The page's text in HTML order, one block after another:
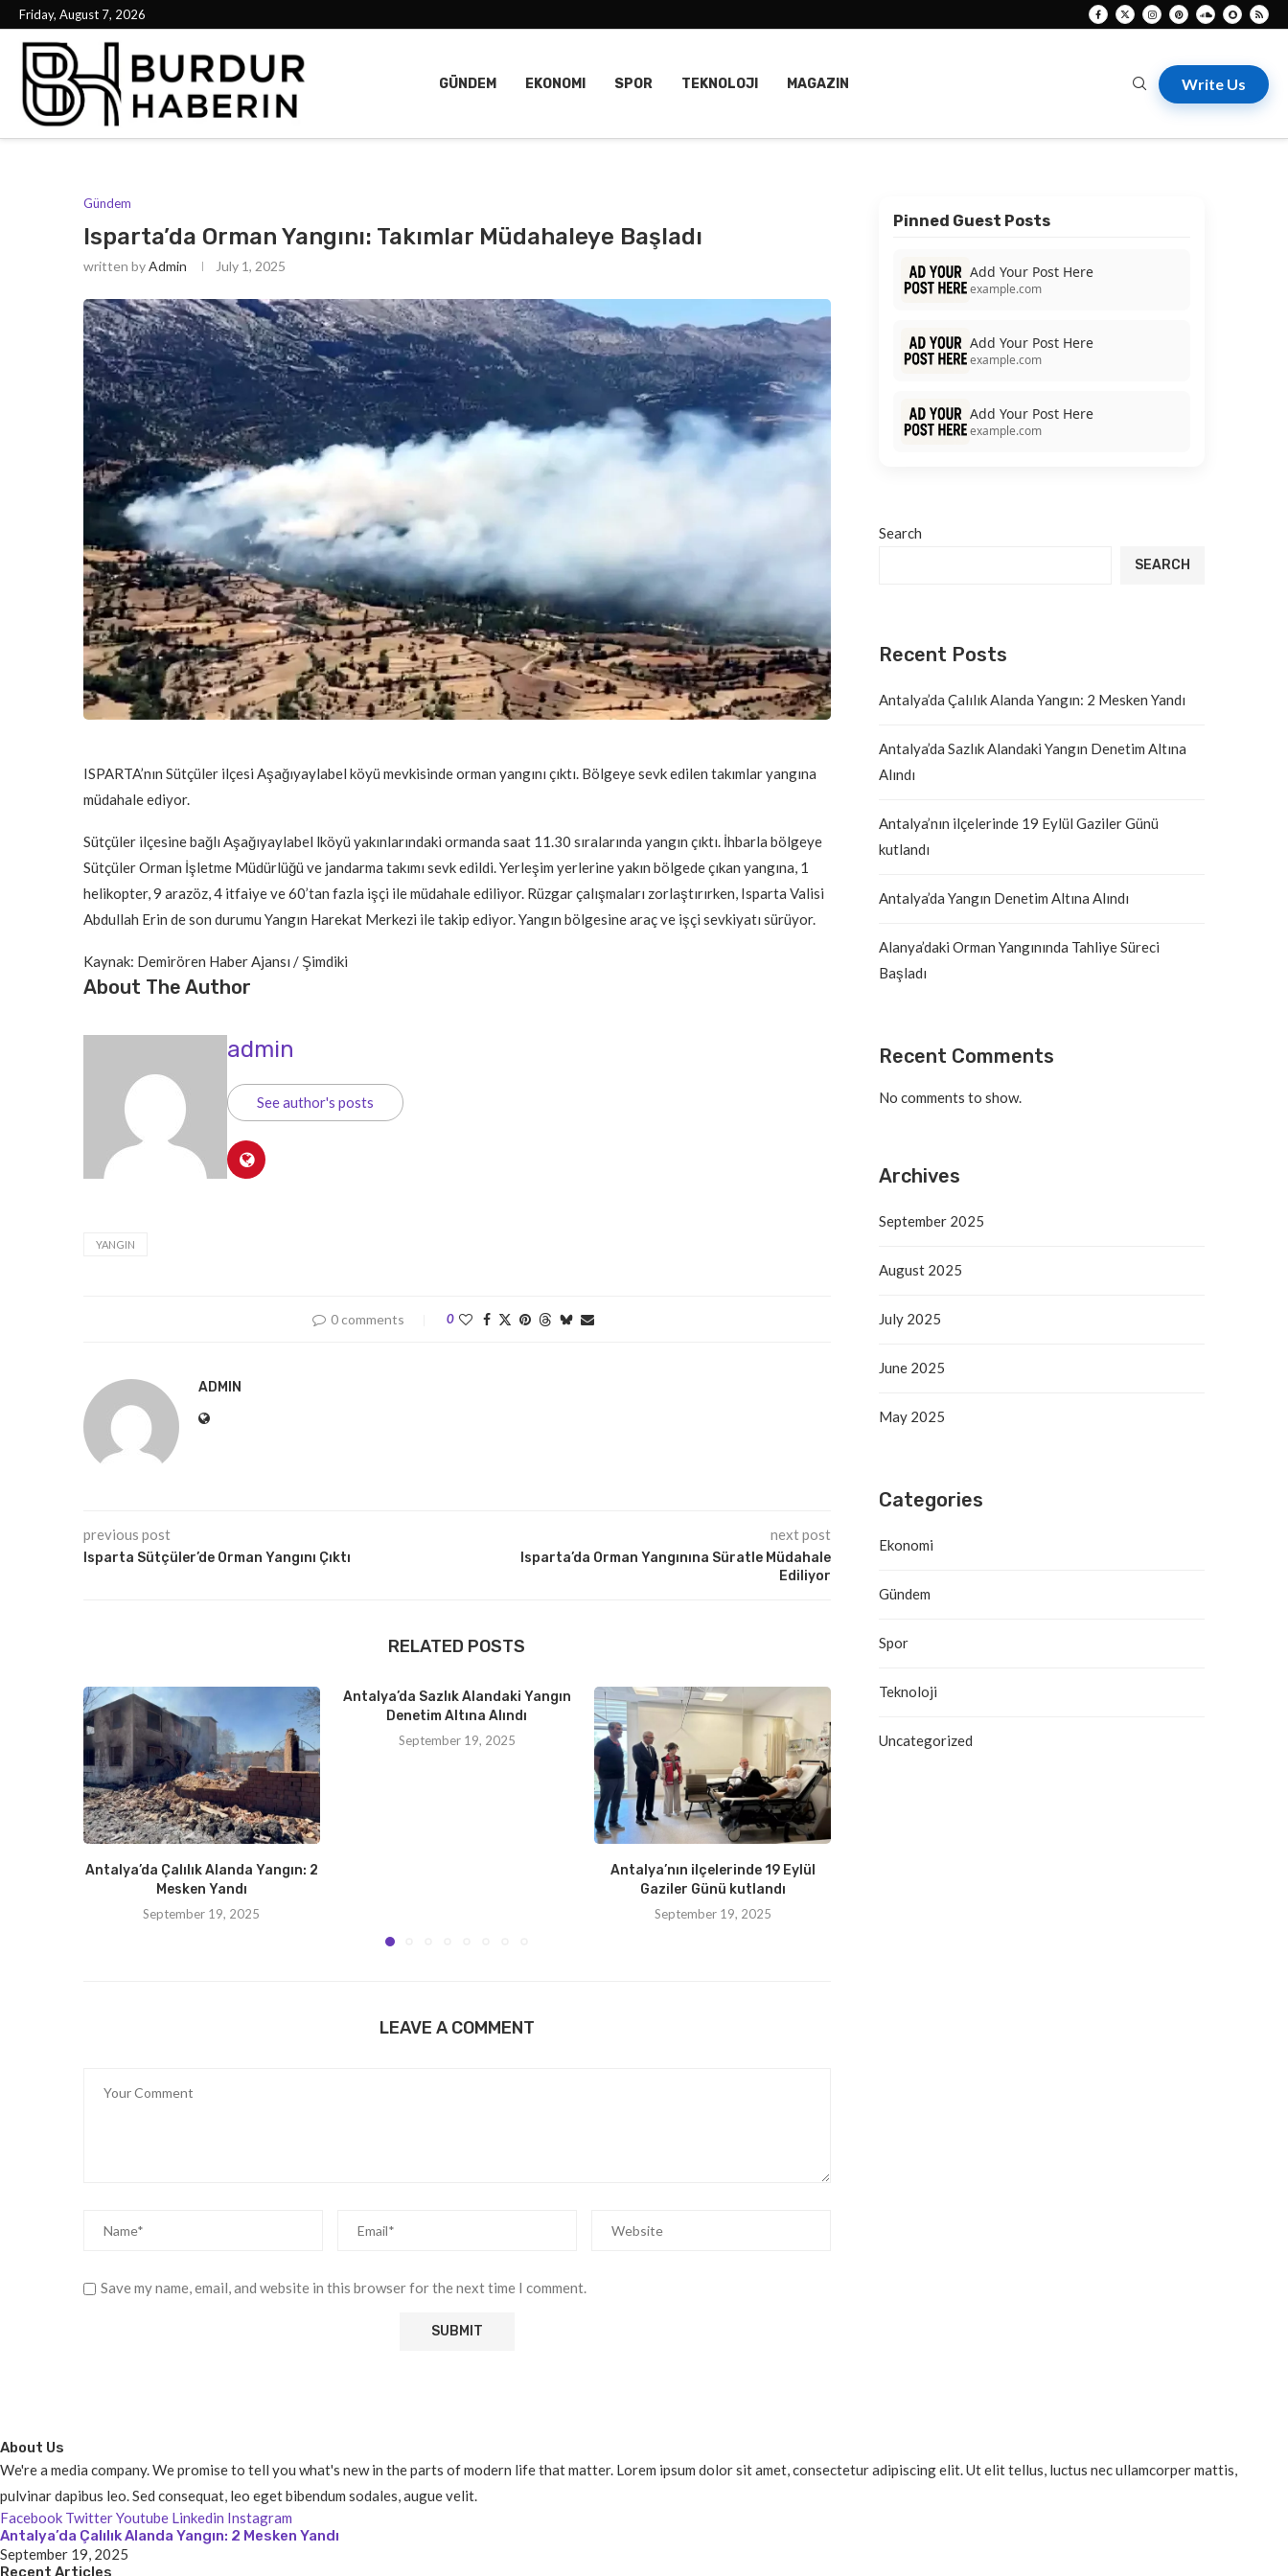
Friday, August 7, 2026
GÜNDEM EKONOMI SPOR TEKNOLOJI MAGAZIN Write Us
Gündem
Isparta’da Orman Yangını: Takımlar Müdahaleye Başladı
written byAdmin July 1, 2025
ISPARTA’nın Sütçüler ilçesi Aşağıyaylabel köyü mevkisinde orman yangını çıktı. Bölgeye sevk edilen takımlar yangına
müdahale ediyor.
Sütçüler ilçesine bağlı Aşağıyaylabel lköyü yakınlarındaki ormanda saat 11.30 sıralarında yangın çıktı. İhbarla bölgeye
Sütçüler Orman İşletme Müdürlüğü ve jandarma takımı sevk edildi. Yerleşim yerlerine yakın bölgede çıkan yangına, 1
helikopter, 9 arazöz, 4 itfaiye ve 60’tan fazla işçi ile müdahale ediliyor. Rüzgar çalışmaları zorlaştırırken, Isparta Valisi
Abdullah Erin de son durumu Yangın Harekat Merkezi ile takip ediyor. Yangın bölgesine araç ve işçi sevkiyatı sürüyor.
Kaynak: Demirören Haber Ajansı / Şimdiki
About The Author
admin
See author's posts
YANGIN
0 comments 0
ADMIN
previous post
Isparta Sütçüler’de Orman Yangını Çıktı
next post
Isparta’da Orman Yangınına Süratle Müdahale
Ediliyor
RELATED POSTS
Antalya’da Çalılık Alanda Yangın: 2
Mesken Yandı
September 19, 2025
Antalya’da Sazlık Alandaki Yangın
Denetim Altına Alındı
September 19, 2025
Antalya’nın ilçelerinde 19 Eylül
Gaziler Günü kutlandı
September 19, 2025
Antalya’da Yangın Denetim Altına
September 19, 2025
LEAVE A COMMENT
Save my name, email, and website in this browser for the next time I comment.
Pinned Guest Posts
Add Your Post Here
example.com
Add Your Post Here
example.com
Add Your Post Here
example.com
Search
SEARCH
Recent Posts
Antalya’da Çalılık Alanda Yangın: 2 Mesken Yandı
Antalya’da Sazlık Alandaki Yangın Denetim Altına
Alındı
Antalya’nın ilçelerinde 19 Eylül Gaziler Günü
kutlandı
Antalya’da Yangın Denetim Altına Alındı
Alanya’daki Orman Yangınında Tahliye Süreci
Başladı
Recent Comments
No comments to show.
Archives
September 2025
August 2025
July 2025
June 2025
May 2025
Categories
Ekonomi
Gündem
Spor
Teknoloji
Uncategorized
About Us
We're a media company. We promise to tell you what's new in the parts of modern life that matter. Lorem ipsum dolor sit amet, consectetur adipiscing elit. Ut elit tellus, luctus nec ullamcorper mattis,
pulvinar dapibus leo. Sed consequat, leo eget bibendum sodales, augue velit.
Facebook TwitterYoutube Linkedin Instagram
Antalya’da Çalılık Alanda Yangın: 2 Mesken Yandı
September 19, 2025
Recent Articles